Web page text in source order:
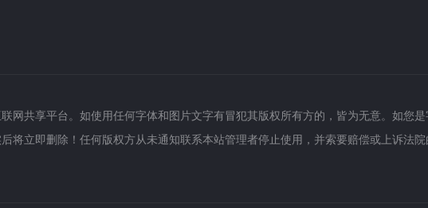
网共享平台。如使用任何字体和图片文字有冒犯其版权所有方的，皆为无意。如您
将立即删除！任何版权方从未通知联系本站管理者停止使用，并索要赔偿或上诉法